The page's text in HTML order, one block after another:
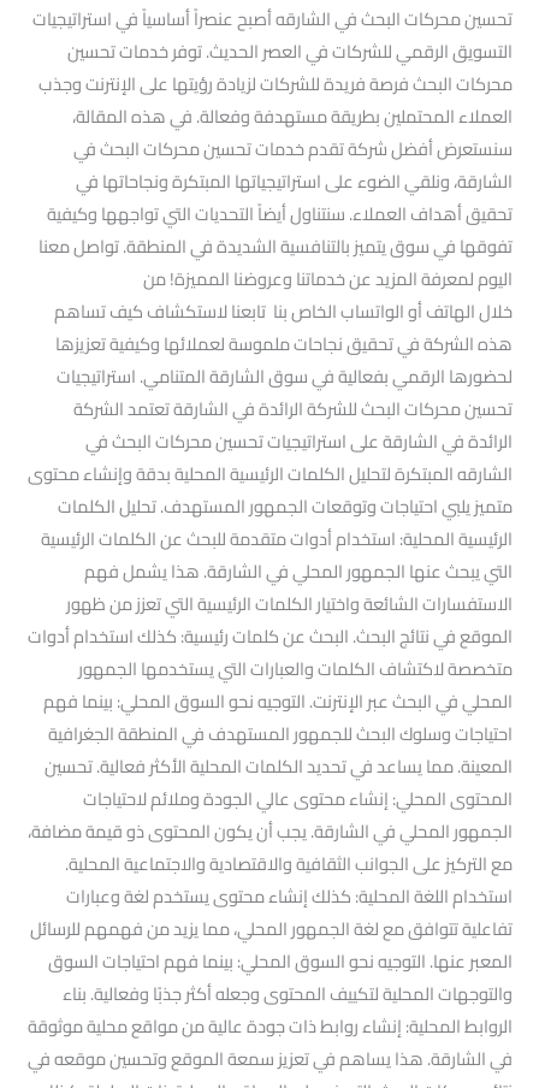
تحسين محركات البحث في الشارقه أصبح عنصراً أساسياً في استراتيجيات
التسويق الرقمي للشركات في العصر الحديث. توفر خدمات تحسين
محركات البحث فرصة فريدة للشركات لزيادة رؤيتها على الإنترنت وجذب
العملاء المحتملين بطريقة مستهدفة وفعالة. في هذه المقالة،
سنستعرض أفضل شركة تقدم خدمات تحسين محركات البحث في
الشارقة، ونلقي الضوء على استراتيجياتها المبتكرة ونجاحاتها في
تحقيق أهداف العملاء. سنتناول أيضاً التحديات التي تواجهها وكيفية
تفوقها في سوق يتميز بالتنافسية الشديدة في المنطقة. تواصل معنا
اليوم لمعرفة المزيد عن خدماتنا وعروضنا المميزة! من
خلال الهاتف أو الواتساب الخاص بنا تابعنا لاستكشاف كيف تساهم
هذه الشركة في تحقيق نجاحات ملموسة لعملائها وكيفية تعزيزها
لحضورها الرقمي بفعالية في سوق الشارقة المتنامي. استراتيجيات
تحسين محركات البحث للشركة الرائدة في الشارقة تعتمد الشركة
الرائدة في الشارقة على استراتيجيات تحسين محركات البحث في
الشارقه المبتكرة لتحليل الكلمات الرئيسية المحلية بدقة وإنشاء محتوى
متميز يلبي احتياجات وتوقعات الجمهور المستهدف. تحليل الكلمات
الرئيسية المحلية: استخدام أدوات متقدمة للبحث عن الكلمات الرئيسية
التي يبحث عنها الجمهور المحلي في الشارقة. هذا يشمل فهم
الاستفسارات الشائعة واختيار الكلمات الرئيسية التي تعزز من ظهور
الموقع في نتائج البحث. البحث عن كلمات رئيسية: كذلك استخدام أدوات
متخصصة لاكتشاف الكلمات والعبارات التي يستخدمها الجمهور
المحلي في البحث عبر الإنترنت. التوجيه نحو السوق المحلي: بينما فهم
احتياجات وسلوك البحث للجمهور المستهدف في المنطقة الجغرافية
المعينة. مما يساعد في تحديد الكلمات المحلية الأكثر فعالية. تحسين
المحتوى المحلي: إنشاء محتوى عالي الجودة وملائم لاحتياجات
الجمهور المحلي في الشارقة. يجب أن يكون المحتوى ذو قيمة مضافة،
مع التركيز على الجوانب الثقافية والاقتصادية والاجتماعية المحلية.
استخدام اللغة المحلية: كذلك إنشاء محتوى يستخدم لغة وعبارات
تفاعلية تتوافق مع لغة الجمهور المحلي، مما يزيد من فهمهم للرسائل
المعبر عنها. التوجيه نحو السوق المحلي: بينما فهم احتياجات السوق
والتوجهات المحلية لتكييف المحتوى وجعله أكثر جذبًا وفعالية. بناء
الروابط المحلية: إنشاء روابط ذات جودة عالية من مواقع محلية موثوقة
في الشارقة. هذا يساهم في تعزيز سمعة الموقع وتحسين موقعه في